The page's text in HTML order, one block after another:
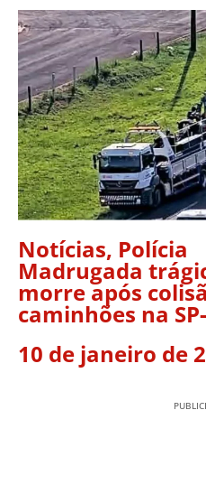
Notícias, Polícia
Madrugada
morre após
caminhões na
10 de janeiro de